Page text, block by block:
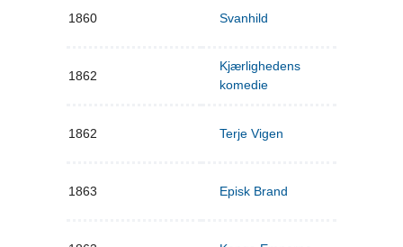
1860 Svanhild
1862
Kjærlighedens
komedie
1862 Terje Vigen
1863 Episk Brand